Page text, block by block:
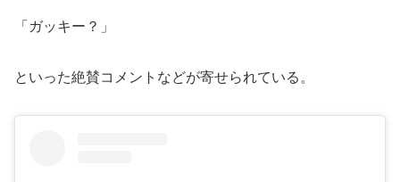
「ガッキー？」
といった絶賛コメントなどが寄せられている。